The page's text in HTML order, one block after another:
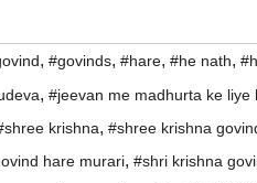
, #govinds, #hare, #he nath,
, #jeevan me madhurta ke liye
krishna, #shree krishna
hare murari, #shri krishna